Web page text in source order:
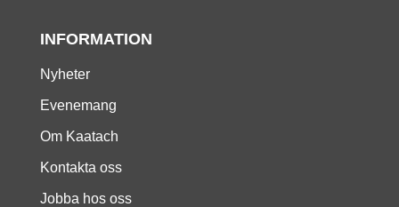
INFORMATION
Nyheter
Evenemang
Om Kaatach
Kontakta oss
Jobba hos oss